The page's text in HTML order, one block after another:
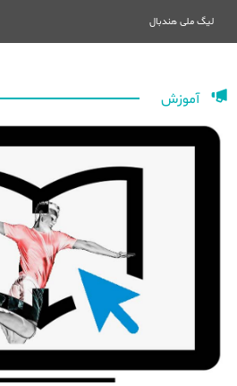
لیگ ملی هندبال
آموزش